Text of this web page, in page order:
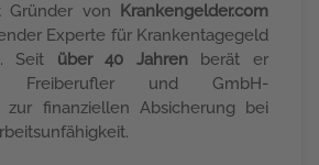
Gründer von
Krankengelder.com
Experte für Krankentagegeld
Seit über 40 Jahrenberät er
Freiberufler und GmbH-
zur finanziellen Absicherung bei